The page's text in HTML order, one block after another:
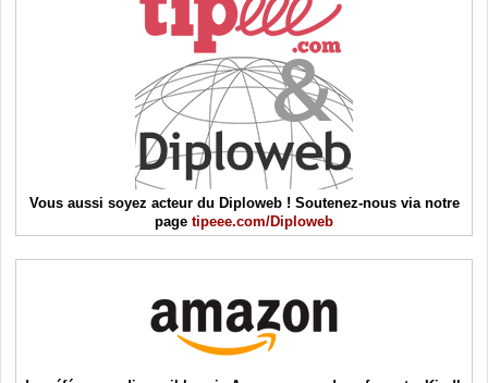
Vous aussi soyez acteur du Diploweb ! Soutenez-nous via notre
page tipeee.com/Diploweb